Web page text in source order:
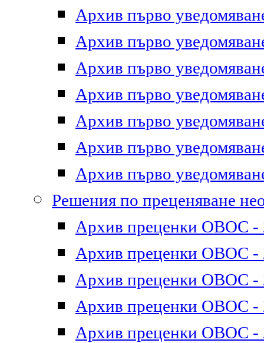
Архив първо
Архив първо
Архив първо
Архив първо
Архив първо
Архив първо
Архив първо
Решения по преценяване
Архив преценки ОВОС -
Архив преценки ОВОС -
Архив преценки ОВОС -
Архив преценки ОВОС -
Архив преценки ОВОС -